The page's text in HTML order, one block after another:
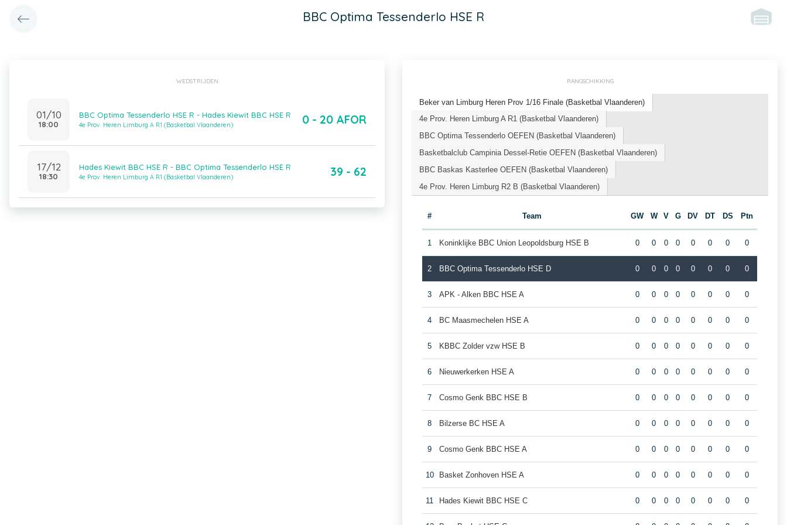
BBC Optima Tessenderlo HSE R
WEDSTRIJDEN
01/10
18:00
BBC Optima Tessenderlo HSE R - Hades Kiewit BBC HSE R
4e Prov. Heren Limburg A R1 (Basketbal Vlaanderen) 0 - 20 AFOR
17/12
18:30
Hades Kiewit BBC HSE R - BBC Optima Tessenderlo HSE R
4e Prov. Heren Limburg A R1 (Basketbal Vlaanderen) 39 - 62
RANGSCHIKKING
Beker van Limburg Heren Prov 1/16 Finale (Basketbal Vlaanderen)
4e Prov. Heren Limburg A R1 (Basketbal Vlaanderen)
BBC Optima Tessenderlo OEFEN (Basketbal Vlaanderen)
Basketbalclub Campinia Dessel-Retie OEFEN (Basketbal Vlaanderen)
BBC Baskas Kasterlee OEFEN (Basketbal Vlaanderen)
4e Prov. Heren Limburg R2 B (Basketbal Vlaanderen)
# Team GW W V G DV DT DS Ptn
1 Koninklijke BBC Union Leopoldsburg HSE B 0 0 0 0 0 0 0 0
2 BBC Optima Tessenderlo HSE D 0 0 0 0 0 0 0 0
3 APK - Alken BBC HSE A 0 0 0 0 0 0 0 0
4 BC Maasmechelen HSE A 0 0 0 0 0 0 0 0
5 KBBC Zolder vzw HSE B 0 0 0 0 0 0 0 0
6 Nieuwerkerken HSE A 0 0 0 0 0 0 0 0
7 Cosmo Genk BBC HSE B 0 0 0 0 0 0 0 0
8 Bilzerse BC HSE A 0 0 0 0 0 0 0 0
9 Cosmo Genk BBC HSE A 0 0 0 0 0 0 0 0
10 Basket Zonhoven HSE A 0 0 0 0 0 0 0 0
11 Hades Kiewit BBC HSE C 0 0 0 0 0 0 0 0